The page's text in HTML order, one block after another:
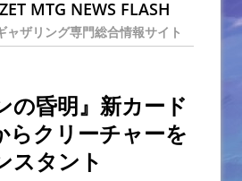
MTG NEWS FLASH
ャザリング専門総合情報サイト
の昏明』新カード
らクリーチャーを
スタント